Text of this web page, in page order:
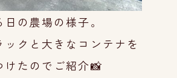
日の農場の様子。
ックと大きなコンテナを
けたのでご紹介📸